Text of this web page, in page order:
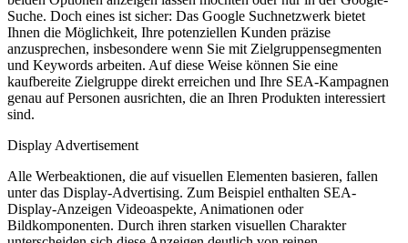
Suche. Doch eines ist sicher: Das Google Suchnetzwerk bietet
Ihnen die Möglichkeit, Ihre potenziellen Kunden präzise
anzusprechen, insbesondere wenn Sie mit Zielgruppensegmenten
und Keywords arbeiten. Auf diese Weise können Sie eine
kaufbereite Zielgruppe direkt erreichen und Ihre SEA-Kampagnen
genau auf Personen ausrichten, die an Ihren Produkten interessiert
sind.
Display Advertisement
Alle Werbeaktionen, die auf visuellen Elementen basieren, fallen
unter das Display-Advertising. Zum Beispiel enthalten SEA-
Display-Anzeigen Videoaspekte, Animationen oder
Bildkomponenten. Durch ihren starken visuellen Charakter